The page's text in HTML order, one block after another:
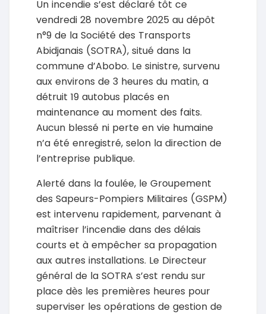
Un incendie s’est déclaré tôt ce
vendredi 28 novembre 2025 au dépôt
n°9 de la Société des Transports
Abidjanais (SOTRA), situé dans la
commune d’Abobo. Le sinistre, survenu
aux environs de 3 heures du matin, a
détruit 19 autobus placés en
maintenance au moment des faits.
Aucun blessé ni perte en vie humaine
n’a été enregistré, selon la direction de
l’entreprise publique.
Alerté dans la foulée, le Groupement
des Sapeurs-Pompiers Militaires (GSPM)
est intervenu rapidement, parvenant à
maîtriser l’incendie dans des délais
courts et à empêcher sa propagation
aux autres installations. Le Directeur
général de la SOTRA s’est rendu sur
place dès les premières heures pour
superviser les opérations de gestion de